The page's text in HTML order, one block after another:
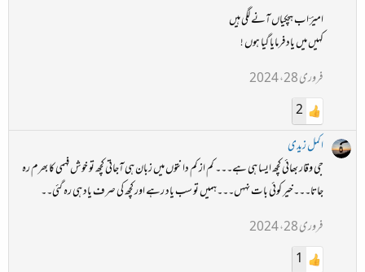
امیرؔ اب ہچکیاں آنے لگی ہیں
کہیں میں یاد فرمایا گیا ہوں !
فروری 28، 2024
2
اکمل زیدی
جی وقار بھائی کچھ ایسا ہی ہے۔۔۔ کم از کم دانتوں میں زبان ہی آجاتی کچھ تو خوش فہمی کا بھرم رہ
جاتا۔۔۔خیر کوئی بات نہہں۔۔۔ہمیں تو سب یاد رہے اور کچھ کی صرف یاد ہی رہ گئی۔۔
فروری 28، 2024
1